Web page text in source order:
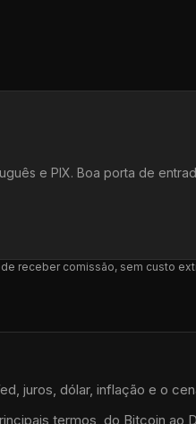
e PIX. Boa porta de
receber comissão, sem custo
juros, dólar, inflação e o
termos, do Bitcoin ao